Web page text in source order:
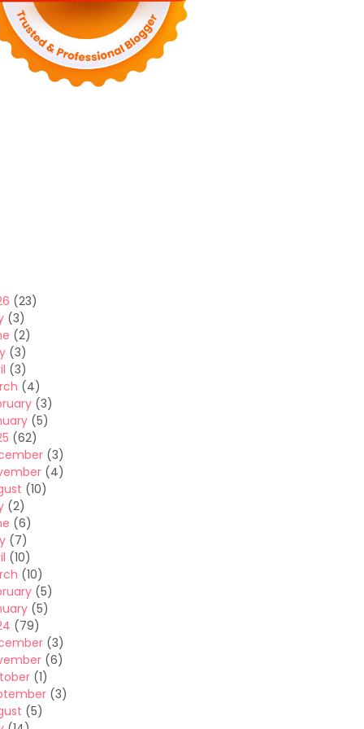
(23)
(3)
(2)
(3)
(3)
(4)
(3)
(5)
(62)
(3)
(4)
(10)
(2)
(6)
(7)
(10)
(10)
(5)
(5)
(79)
(3)
(6)
(1)
(3)
(5)